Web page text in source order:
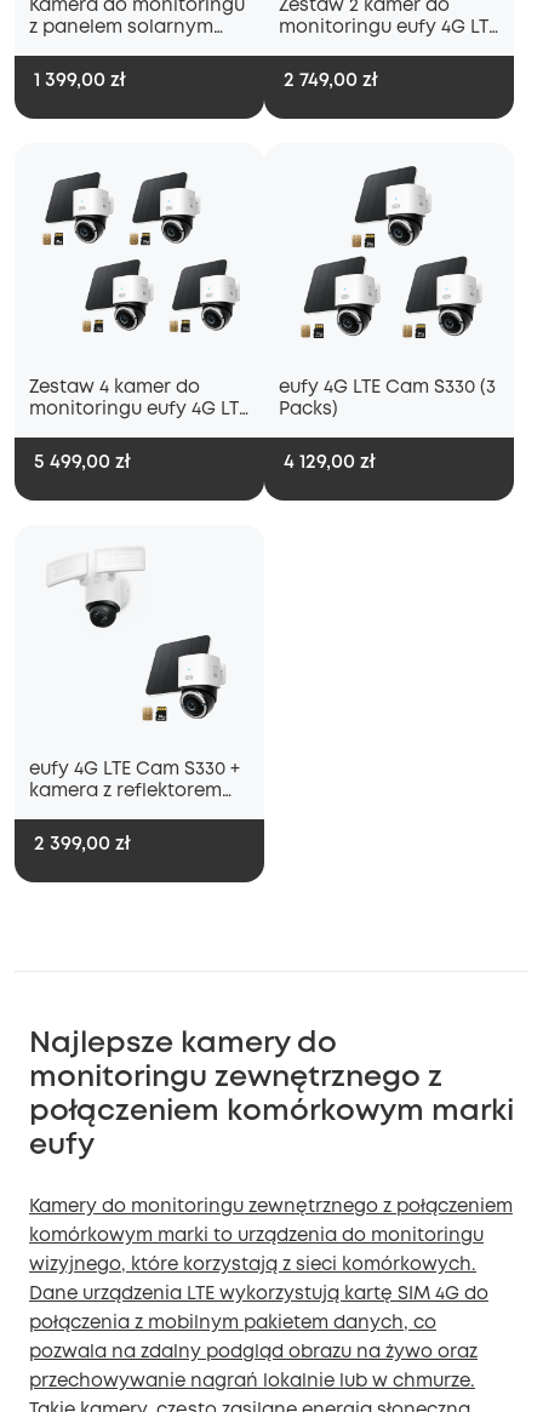
Kamera do monitoringu
z panelem solarnym
1 399,00 zł
Zestaw 2 kamer do
monitoringu eufy 4G LTE
2 749,00 zł
Zestaw 4 kamer do
monitoringu eufy 4G LTE
5 499,00 zł
eufy 4G LTE Cam S330 (3
Packs)
4 129,00 zł
eufy 4G LTE Cam S330 +
kamera z reflektorem
2 399,00 zł
Najlepsze kamery do
monitoringu zewnętrznego z
połączeniem komórkowym marki
eufy
Kamery do monitoringu zewnętrznego z połączeniem
komórkowym marki to urządzenia do monitoringu
wizyjnego, które korzystają z sieci komórkowych.
Dane urządzenia LTE wykorzystują kartę SIM 4G do
połączenia z mobilnym pakietem danych, co
pozwala na zdalny podgląd obrazu na żywo oraz
przechowywanie nagrań lokalnie lub w chmurze.